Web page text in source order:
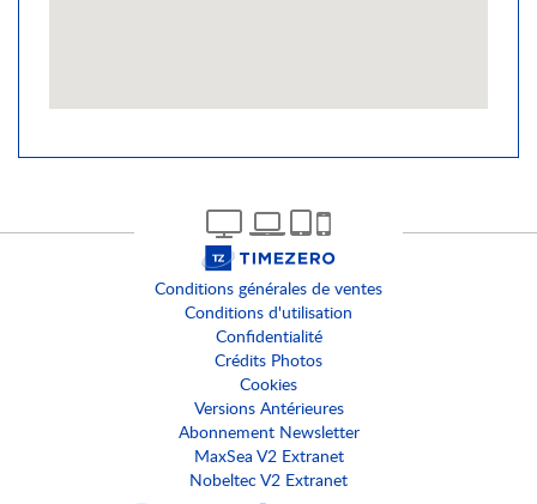
Conditions générales de ventes
Conditions d'utilisation
Confidentialité
Crédits Photos
Cookies
Versions Antérieures
Abonnement Newsletter
MaxSea V2 Extranet
Nobeltec V2 Extranet